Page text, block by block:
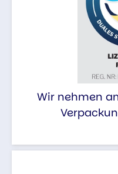
Wir nehmen